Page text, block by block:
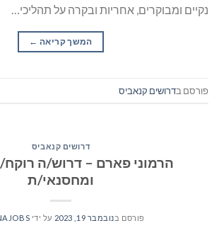
נקיים ומבוקרים, אחריות ובקרה על תהליכי…
המשך קריאה →
פורסם בדרושים קנאביס
דרושים קנאביס
הרמוני פארם – דרוש/ה
ומחסנאי/ת
פורסם בנובמבר 19, 2023 על ידי